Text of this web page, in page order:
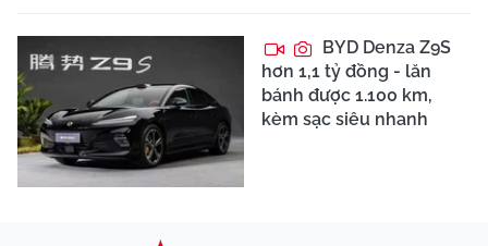
BYD Denza Z9S
hơn 1,1 tỷ đồng - lăn
bánh được 1.100 km,
kèm sạc siêu nhanh